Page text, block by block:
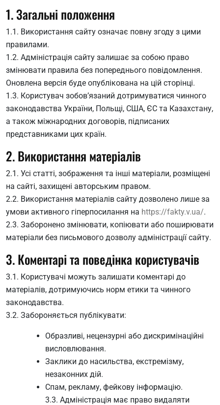
1. Загальні положення
1.1. Використання сайту означає повну згоду з цими
правилами.
1.2. Адміністрація сайту залишає за собою право
змінювати правила без попереднього повідомлення.
Оновлена версія буде опублікована на цій сторінці.
1.3. Користувач зобов’язаний дотримуватися чинного
законодавства України, Польщі, США, ЄС та Казахстану,
а також міжнародних договорів, підписаних
представниками цих країн.
2. Використання матеріалів
2.1. Усі статті, зображення та інші матеріали, розміщені
на сайті, захищені авторським правом.
2.2. Використання матеріалів сайту дозволено лише за
умови активного гіперпосилання на https://fakty.v.ua/.
2.3. Заборонено змінювати, копіювати або поширювати
матеріали без письмового дозволу адміністрації сайту.
3. Коментарі та поведінка користувачів
3.1. Користувачі можуть залишати коментарі до
матеріалів, дотримуючись норм етики та чинного
законодавства.
3.2. Забороняється публікувати:
Образливі, нецензурні або дискримінаційні
висловлювання.
Заклики до насильства, екстремізму,
незаконних дій.
Спам, рекламу, фейкову інформацію.
3.3. Адміністрація має право видаляти